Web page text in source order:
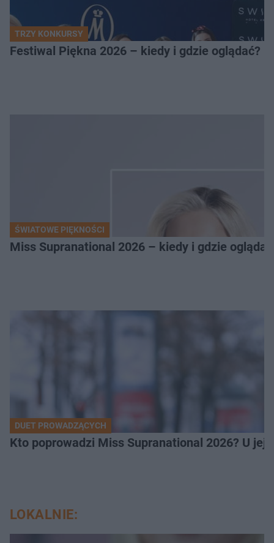
TRZY KONKURSY
Festiwal Piękna 2026 – kiedy i gdzie oglądać?
ŚWIATOWE PIĘKNOŚCI
Miss Supranational 2026 – kiedy i gdzie
DUET PROWADZĄCYCH
Kto poprowadzi Miss Supranational 2026? U jej
LOKALNIE: